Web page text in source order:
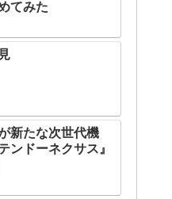
てみた
新たな次世代機
ンドーネクサス』